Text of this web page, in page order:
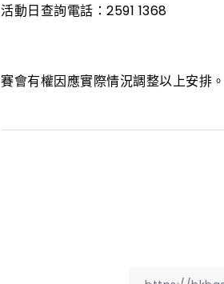
活動日查詢電話：2591 1368
賽會有權因應實際情況調整以上安排。